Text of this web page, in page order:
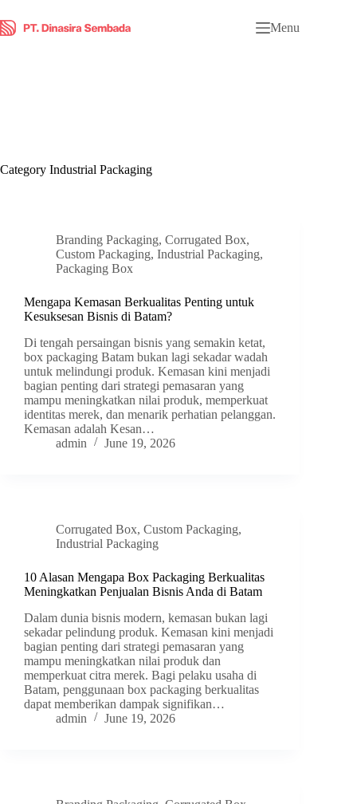
Menu
Category Industrial Packaging
Branding Packaging, Corrugated Box,
Custom Packaging, Industrial Packaging,
Packaging Box
Mengapa Kemasan Berkualitas Penting untuk
Kesuksesan Bisnis di Batam?
Di tengah persaingan bisnis yang semakin ketat,
box packaging Batam bukan lagi sekadar wadah
untuk melindungi produk. Kemasan kini menjadi
bagian penting dari strategi pemasaran yang
mampu meningkatkan nilai produk, memperkuat
identitas merek, dan menarik perhatian pelanggan.
Kemasan adalah Kesan…
admin
June 19, 2026
Corrugated Box, Custom Packaging,
Industrial Packaging
10 Alasan Mengapa Box Packaging Berkualitas
Meningkatkan Penjualan Bisnis Anda di Batam
Dalam dunia bisnis modern, kemasan bukan lagi
sekadar pelindung produk. Kemasan kini menjadi
bagian penting dari strategi pemasaran yang
mampu meningkatkan nilai produk dan
memperkuat citra merek. Bagi pelaku usaha di
Batam, penggunaan box packaging berkualitas
dapat memberikan dampak signifikan…
admin
June 19, 2026